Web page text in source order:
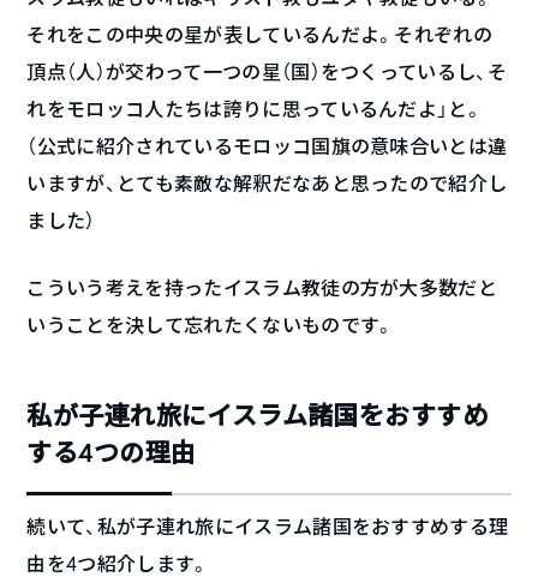
それをこの中央の星が表しているんだよ。それぞれの
頂点（人）が交わって一つの星（国）をつくっているし、そ
れをモロッコ人たちは誇りに思っているんだよ」と。
（公式に紹介されているモロッコ国旗の意味合いとは違
いますが、とても素敵な解釈だなあと思ったので紹介し
ました）
こういう考えを持ったイスラム教徒の方が大多数だと
いうことを決して忘れたくないものです。
私が子連れ旅にイスラム諸国をおすすめ
する4つの理由
続いて、私が子連れ旅にイスラム諸国をおすすめする理
由を4つ紹介します。